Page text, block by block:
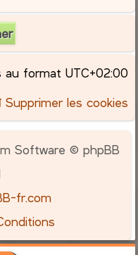
au format UTC+02:00
Supprimer les cookies
Software © phpBB
fr.com